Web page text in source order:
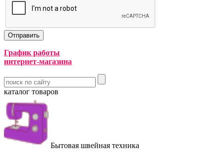
График работы
интернет-магазина
каталог товаров
Бытовая швейная техника